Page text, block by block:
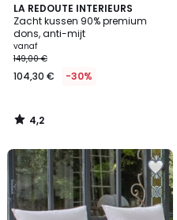
LA REDOUTE INTERIEURS
Zacht kussen 90% premium
dons, anti-mijt
vanaf
149,00 €
104,30 € -30%
4,2
/ 5
4,2
/